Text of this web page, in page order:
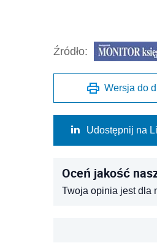
Źródło:
Wersja do
Udostępnij na
Oceń jakość
Twoja opinia jest dla